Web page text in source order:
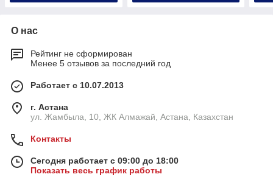
О нас
Рейтинг не сформирован
Менее 5 отзывов за последний год
Работает с 10.07.2013
г. Астана
ул. Жамбыла, 10, ЖК Алмажай, Астана, Казахстан
Контакты
Сегодня работает с 09:00 до 18:00
Показать весь график работы